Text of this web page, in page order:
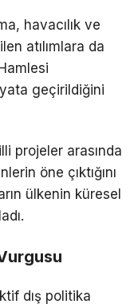
havacılık ve
atılımlara da
geçirildiğini
projeler arasında
öne çıktığını
ülkenin küresel
dış politika